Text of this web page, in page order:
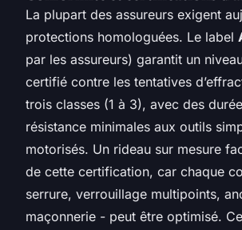
La plupart des assureurs exigent
protections homologuées. Le label
par les assureurs) garantit un
certifié contre les tentatives
trois classes (1 à 3), avec des
résistance minimales aux outils
motorisés. Un rideau sur mesure
de cette certification, car chaque
serrure, verrouillage multipoints,
maçonnerie - peut être optimisé.